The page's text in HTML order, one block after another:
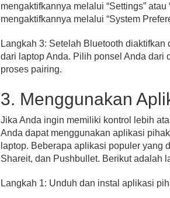
mengaktifkannya melalui “Settings”
mengaktifkannya melalui “System
Langkah 3: Setelah Bluetooth
dari laptop Anda. Pilih ponsel Anda dari
proses pairing.
3. Menggunakan
Jika Anda ingin memiliki kontrol lebih
Anda dapat menggunakan aplikasi
laptop. Beberapa aplikasi populer yang
Shareit, dan Pushbullet. Berikut adalah
Langkah 1: Unduh dan instal aplikasi